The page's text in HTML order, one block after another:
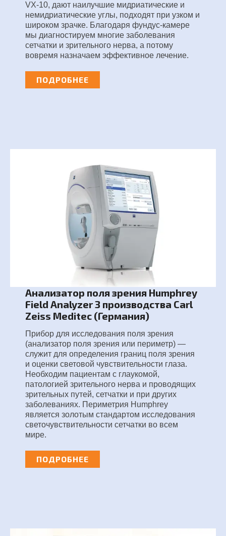
VX-10, дают наилучшие мидриатические и
немидриатические углы, подходят при узком и
широком зрачке. Благодаря фундус-камере
мы диагностируем многие заболевания
сетчатки и зрительного нерва, а потому
вовремя назначаем эффективное лечение.
ПОДРОБНЕЕ
Анализатор поля зрения Humphrey
Field Analyzer 3 производства Carl
Zeiss Meditec (Германия)
Прибор для исследования поля зрения
(анализатор поля зрения или периметр) —
служит для определения границ поля зрения
и оценки световой чувствительности глаза.
Необходим пациентам с глаукомой,
патологией зрительного нерва и проводящих
зрительных путей, сетчатки и при других
заболеваниях. Периметрия Humphrey
является золотым стандартом исследования
светочувствительности сетчатки во всем
мире.
ПОДРОБНЕЕ